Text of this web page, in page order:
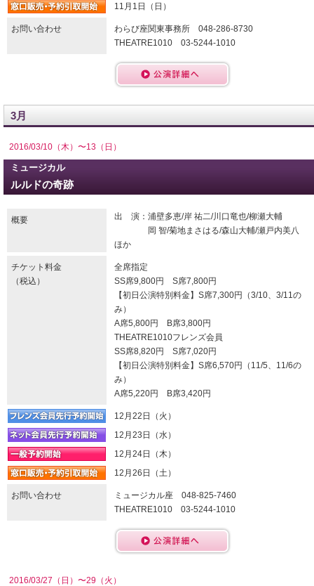
11月1日（日）
お問い合わせ
わらび座関東事務所 048-286-8730
THEATRE1010 03-5244-1010
3月
2016/03/10（木）〜13（日）
ミュージカル
ルルドの奇跡
概要
出 演：浦壁多恵/岸 祐二/川口竜也/柳瀬大輔
岡 智/菊地まさはる/森山大輔/瀬戸内美八
ほか
チケット料金
（税込）
全席指定
SS席9,800円 S席7,800円
【初日公演特別料金】S席7,300円（3/10、3/11の
み）
A席5,800円 B席3,800円
THEATRE1010フレンズ会員
SS席8,820円 S席7,020円
【初日公演特別料金】S席6,570円（11/5、11/6の
み）
A席5,220円 B席3,420円
12月22日（火）
12月23日（水）
12月24日（木）
12月26日（土）
お問い合わせ
ミュージカル座 048-825-7460
THEATRE1010 03-5244-1010
2016/03/27（日）〜29（火）